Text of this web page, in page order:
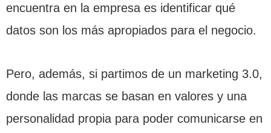
encuentra en la empresa es identificar qué
datos son los más apropiados para el negocio.
Pero, además, si partimos de un marketing 3.0,
donde las marcas se basan en valores y una
personalidad propia para poder comunicarse en